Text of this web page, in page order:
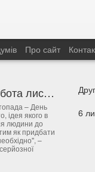
Про сайт
Останні п'ятниця, субота листопада – День без покупок
– День
ідея якого в
людини до
як придбати
–